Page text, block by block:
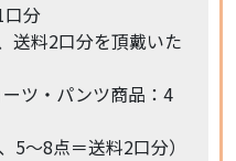
口分
送料2口分を頂戴いた
ツ・パンツ商品：4
5〜8点＝送料2口分）